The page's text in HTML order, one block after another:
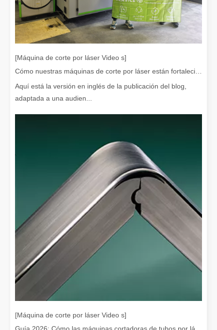
Eliminación de pintura con láser, debe elegir la mejor forma de eliminar la pintura
En el campo del tratamiento y restauración de superficies, la
Las máquinas de corte por láser son una herramienta
[Máquina de corte por láser Video s]
Aquí está la versión en inglés de la publicación del blog,
adaptada a una audien...
[Máquina de corte por láser Video s]